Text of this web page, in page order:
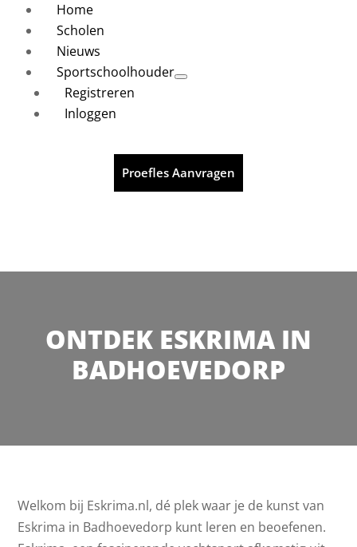
Home
Scholen
Nieuws
Sportschoolhouder
Registreren
Inloggen
Proefles Aanvragen
ONTDEK ESKRIMA IN
BADHOEVEDORP
Welkom bij Eskrima.nl, dé plek waar je de kunst van
Eskrima in Badhoevedorp kunt leren en beoefenen.